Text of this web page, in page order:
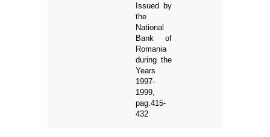
Issued by
the
National
Bank of
Romania
during the
Years
1997-
1999,
pag.415-
432